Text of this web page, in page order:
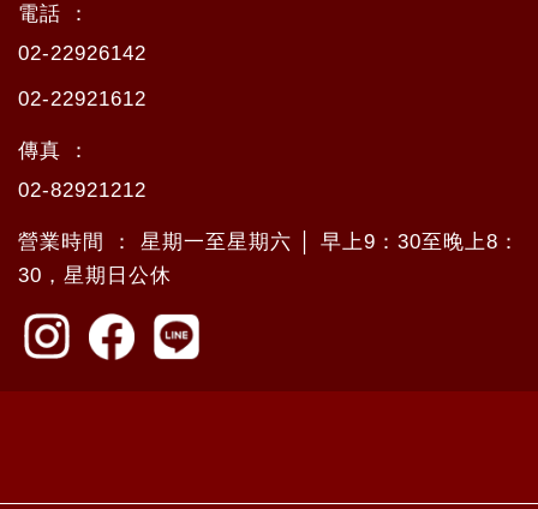
電話 ：
02-22926142
02-22921612
傳真 ：
02-82921212
營業時間 ： 星期一至星期六 │ 早上9：30至晚上8：
30，星期日公休